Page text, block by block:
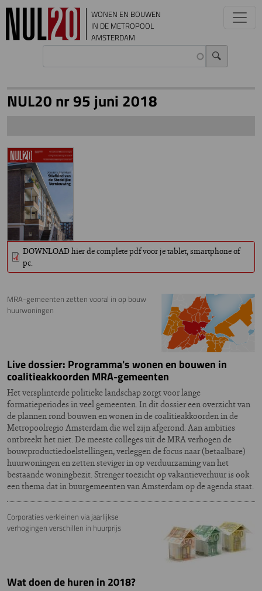
Overslaan en naar de inhoud gaan
WONEN EN BOUWEN
IN DE METROPOOL
AMSTERDAM
MRA-gemeenten zetten vooral in op bouw
huurwoningen
Live dossier: Programma's wonen en bouwen in
coalitieakkoorden MRA-gemeenten
Het versplinterde politieke landschap zorgt voor lange
formatieperiodes in veel gemeenten. In dit dossier een overzicht van
de plannen rond bouwen en wonen in de coalitieakkoorden in de
Metropoolregio Amsterdam die wel zijn afgerond. Aan ambities
ontbreekt het niet. De meeste colleges uit de MRA verhogen de
bouwproductiedoelstellingen, verleggen de focus naar (betaalbare)
huurwoningen en zetten steviger in op verduurzaming van het
bestaande woningbezit. Strenger toezicht op vakantieverhuur is ook
een thema dat in buurgemeenten van Amsterdam op de agenda staat.
Corporaties verkleinen via jaarlijkse
verhogingen verschillen in huurprijs
Wat doen de huren in 2018?
NUL20 nr 95 juni 2018
DOWNLOAD hier de complete pdf voor je tablet, smartphone of
pc.